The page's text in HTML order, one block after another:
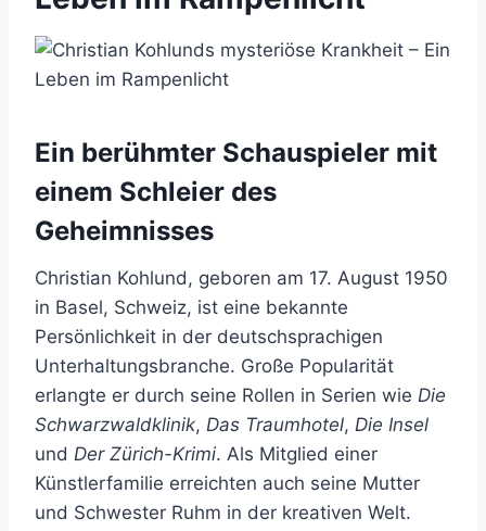
Ein berühmter Schauspieler mit
einem Schleier des
Geheimnisses
Christian Kohlund, geboren am 17. August 1950
in Basel, Schweiz, ist eine bekannte
Persönlichkeit in der deutschsprachigen
Unterhaltungsbranche. Große Popularität
erlangte er durch seine Rollen in Serien wie Die
Schwarzwaldklinik, Das Traumhotel, Die Insel
und Der Zürich-Krimi. Als Mitglied einer
Künstlerfamilie erreichten auch seine Mutter
und Schwester Ruhm in der kreativen Welt.